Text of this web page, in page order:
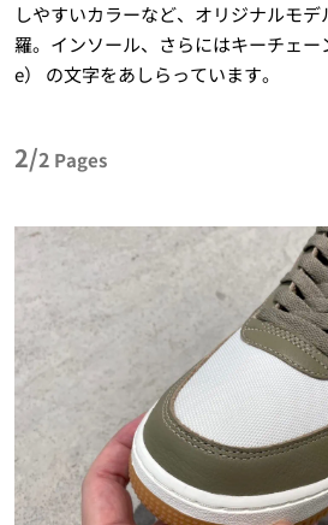
しやすいカラーなど、オリジナルモ
羅。インソール、さらにはキーチェ
e） の文字をあしらっています。
2/2 Pages